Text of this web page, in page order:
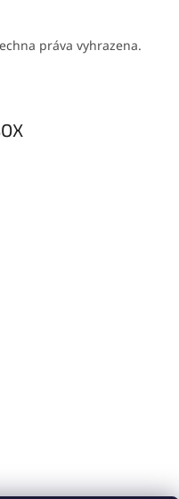
práva vyhrazena.